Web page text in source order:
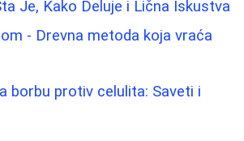
Je, Kako Deluje i Lična Iskustva
- Drevna metoda koja vraća
borbu protiv celulita: Saveti i